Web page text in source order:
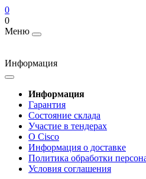
0
0
Меню
Информация
Информация
Гарантия
Состояние склада
Участие в тендерах
О Cisco
Информация о доставке
Политика обработки
Условия соглашения